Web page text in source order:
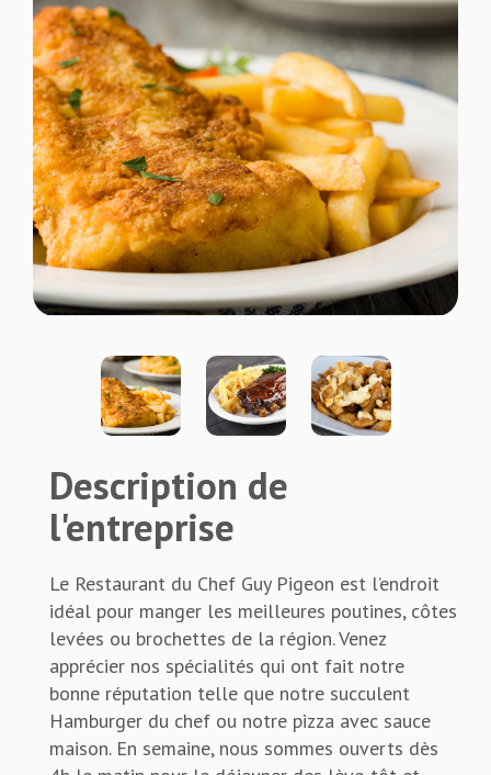
Description de
l'entreprise
Le Restaurant du Chef Guy Pigeon est l’endroit
idéal pour manger les meilleures poutines, côtes
levées ou brochettes de la région. Venez
apprécier nos spécialités qui ont fait notre
bonne réputation telle que notre succulent
Hamburger du chef ou notre pizza avec sauce
maison. En semaine, nous sommes ouverts dès